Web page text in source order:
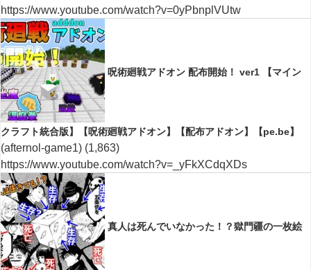
https://www.youtube.com/watch?v=0yPbnplVUtw
呪術廻戦アドオン 配布開始！ ver1 【マイン
クラフト統合版】【呪術廻戦アドオン】【配布アドオン】【pe.be】
(afternol-game1) (1,863)
https://www.youtube.com/watch?v=_yFkXCdqXDs
真人は死んでいなかった！？獄門疆の一枚絵